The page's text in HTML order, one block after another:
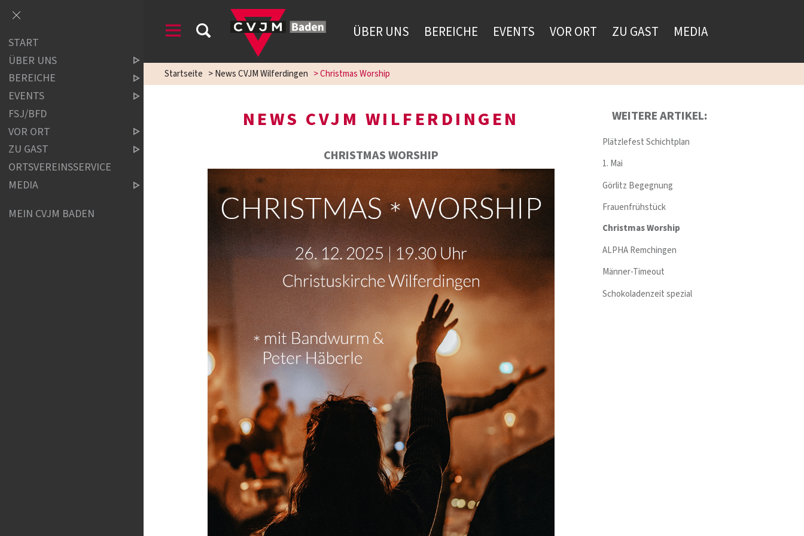
ÜBER UNS BEREICHE EVENTS VOR ORT ZU GAST MEDIA
Startseite >News CVJM Wilferdingen >Christmas Worship
NEWS CVJM WILFERDINGEN
CHRISTMAS WORSHIP
WEITERE ARTIKEL:
Plätzlefest Schichtplan
1. Mai
Görlitz Begegnung
Frauenfrühstück
Christmas Worship
ALPHA Remchingen
Männer-Timeout
Schokoladenzeit spezial
START
ÜBER UNS
BEREICHE
EVENTS
FSJ/BFD
VOR ORT
ZU GAST
ORTSVEREINSSERVICE
MEDIA
MEIN CVJM BADEN